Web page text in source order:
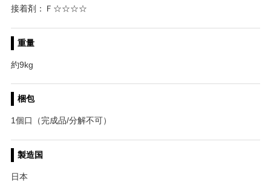
接着剤：Ｆ☆☆☆☆
重量
約9kg
梱包
1個口（完成品/分解不可）
製造国
日本